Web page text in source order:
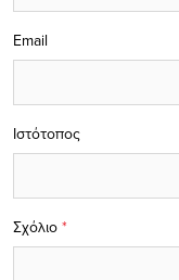
Σχόλιο *
Email
Ιστότοπος